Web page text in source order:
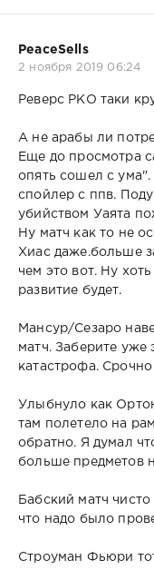
PeaceSells
2 ноября 2019 06:24
Реверс РКО таки
А не арабы ли
Еще до просмотра
опять сошел с ума".
спойлер с ппв.
убийством Уаята
Ну матч как то не
Хиас даже.больше
чем это вот. Ну
развитие будет.
Мансур/Сезаро
матч. Заберите уже
катастрофа.
Улыбнуло как
там полетело на
обратно. Я думал
больше предметов
Бабский матч
что надо было
Строуман Фьюри